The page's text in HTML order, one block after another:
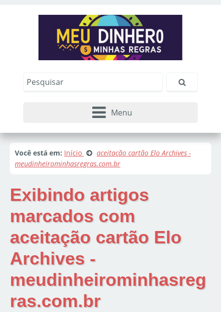
Menu
Você está em: Início
aceitação cartão Elo Archives -
meudinheirominhasregras.com.br
Exibindo artigos
marcados com
aceitação cartão Elo
Archives -
meudinheirominhasreg
ras.com.br